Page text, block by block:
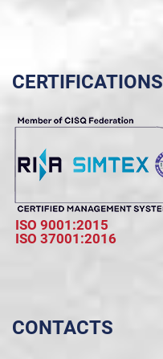
CERTIFICATIONS
ISO 9001:2015
ISO 37001:2016
CONTACTS